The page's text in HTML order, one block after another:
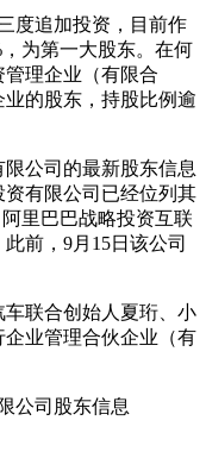
度追加投资，目前作
为第一大股东。在何
理企业（有限合
的股东，持股比例逾
公司的最新股东信息
有限公司已经位列其
里巴巴战略投资互联
前，9月15日该公司
联合创始人夏珩、小
业管理合伙企业（有
公司股东信息